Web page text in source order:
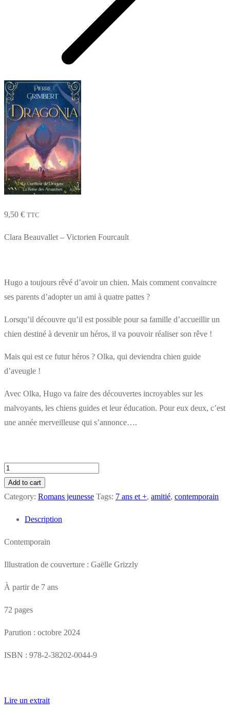
9,50 € TTC
Clara Beauvallet – Victorien Fourcault
Hugo a toujours rêvé d’avoir un chien. Mais comment convaincre
ses parents d’adopter un ami à quatre pattes ?
Lorsqu’il découvre qu’il est possible pour sa famille d’accueillir un
chien destiné à devenir un héros, il va pouvoir réaliser son rêve !
Mais qui est ce futur héros ? Olka, qui deviendra chien guide
d’aveugle !
Avec Olka, Hugo va faire des découvertes incroyables sur les
malvoyants, les chiens guides et leur éducation. Pour eux deux, c’est
une année merveilleuse qui s’annonce….
Olka,
élève
chien
quantity
Add to cart
Category: Romans jeunesse Tags: 7 ans et +, amitié, contemporain
Description
Contemporain
Illustration de couverture : Gaëlle Grizzly
À partir de 7 ans
72 pages
Parution : octobre 2024
ISBN : 978-2-38202-0044-9
Lire un extrait